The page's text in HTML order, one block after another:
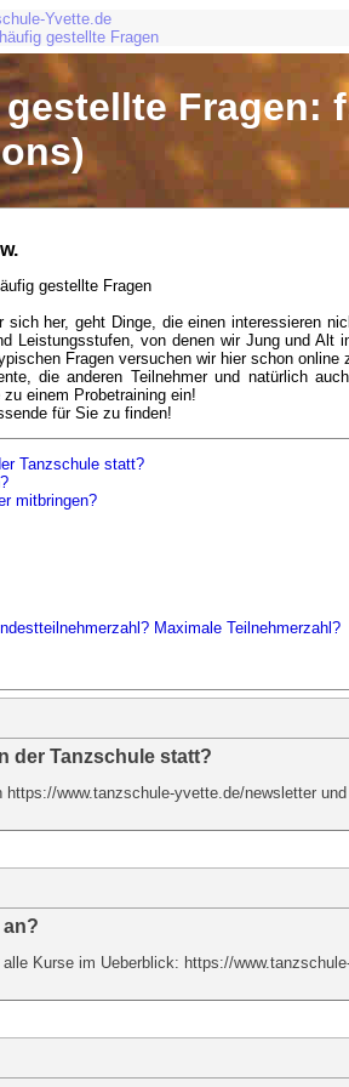
Yvette.de
gestellte Fragen
Fragen:
gestellte Fragen
her, geht Dinge, die einen interessieren
Leistungsstufen, von denen wir Jung und
Fragen versuchen wir hier schon online
die anderen Teilnehmer und natürlich
einem Probetraining ein!
für Sie zu finden!
Tanzschule statt?
mitbringen?
Maximale Teilnehmerzahl?
der Tanzschule statt?
www.tanzschule-yvette.de/newsletter
Kurse im Ueberblick: https://